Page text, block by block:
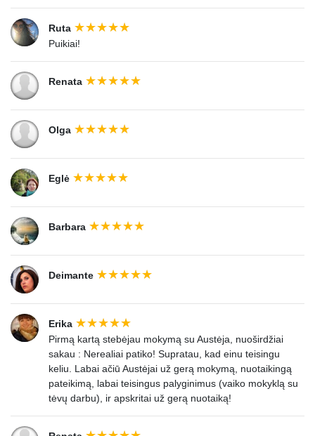
Ruta
Puikiai!
Renata
Olga
Eglė
Barbara
Deimante
Erika
Pirmą kartą stebėjau mokymą su Austėja, nuoširdžiai
sakau : Nerealiai patiko! Supratau, kad einu teisingu
keliu. Labai ačiū Austėjai už gerą mokymą, nuotaikingą
pateikimą, labai teisingus palyginimus (vaiko mokyklą su
tėvų darbu), ir apskritai už gerą nuotaiką!